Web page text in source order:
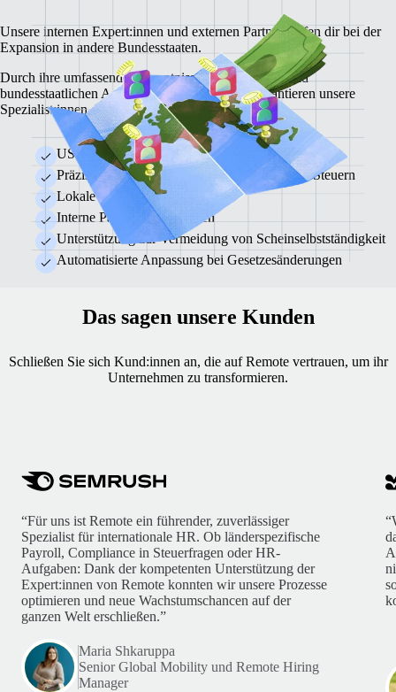
Unsere internen Expert:innen und externen Partner helfen dir bei der
Expansion in andere Bundesstaaten.
Durch ihre umfassenden Kenntnisse der nationalen und
bundesstaatlichen Arbeits- und Steuergesetze garantieren unsere
Spezialist:innen die steuerrechtliche Compliance.
US-weite Rechtsexpertise
Präzise Abrechnung und Zahlung anfallender Steuern
Lokale Rechtskonformität
Interne Payroll-Expert:innen
Unterstützung zur Vermeidung von Scheinselbstständigkeit
Automatisierte Anpassung bei Gesetzesänderungen
Das sagen unsere Kunden
Schließen Sie sich Kund:innen an, die auf Remote vertrauen, um ihr
Unternehmen zu transformieren.
“Für uns ist Remote ein führender, zuverlässiger
Spezialist für internationale HR. Ob länderspezifische
Payroll, Compliance in Steuerfragen oder HR-
Aufgaben: Dank der kompetenten Unterstützung der
Expert:innen von Remote konnten wir unsere Prozesse
optimieren und neue Wachstumschancen auf der
ganzen Welt erschließen.”
Maria Shkaruppa
Senior Global Mobility und Remote Hiring
Manager